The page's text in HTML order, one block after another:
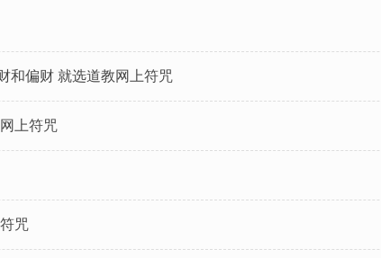
和偏财 就选道教网上符咒
上符咒
咒